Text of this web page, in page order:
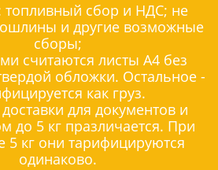
сбор и НДС; не
и другие возможные
сборы;
считаются листы А4 без
обложки. Остальное -
как груз.
для документов и
до 5 кг празличается. При
5 кг они тарифицируются
одинаково.